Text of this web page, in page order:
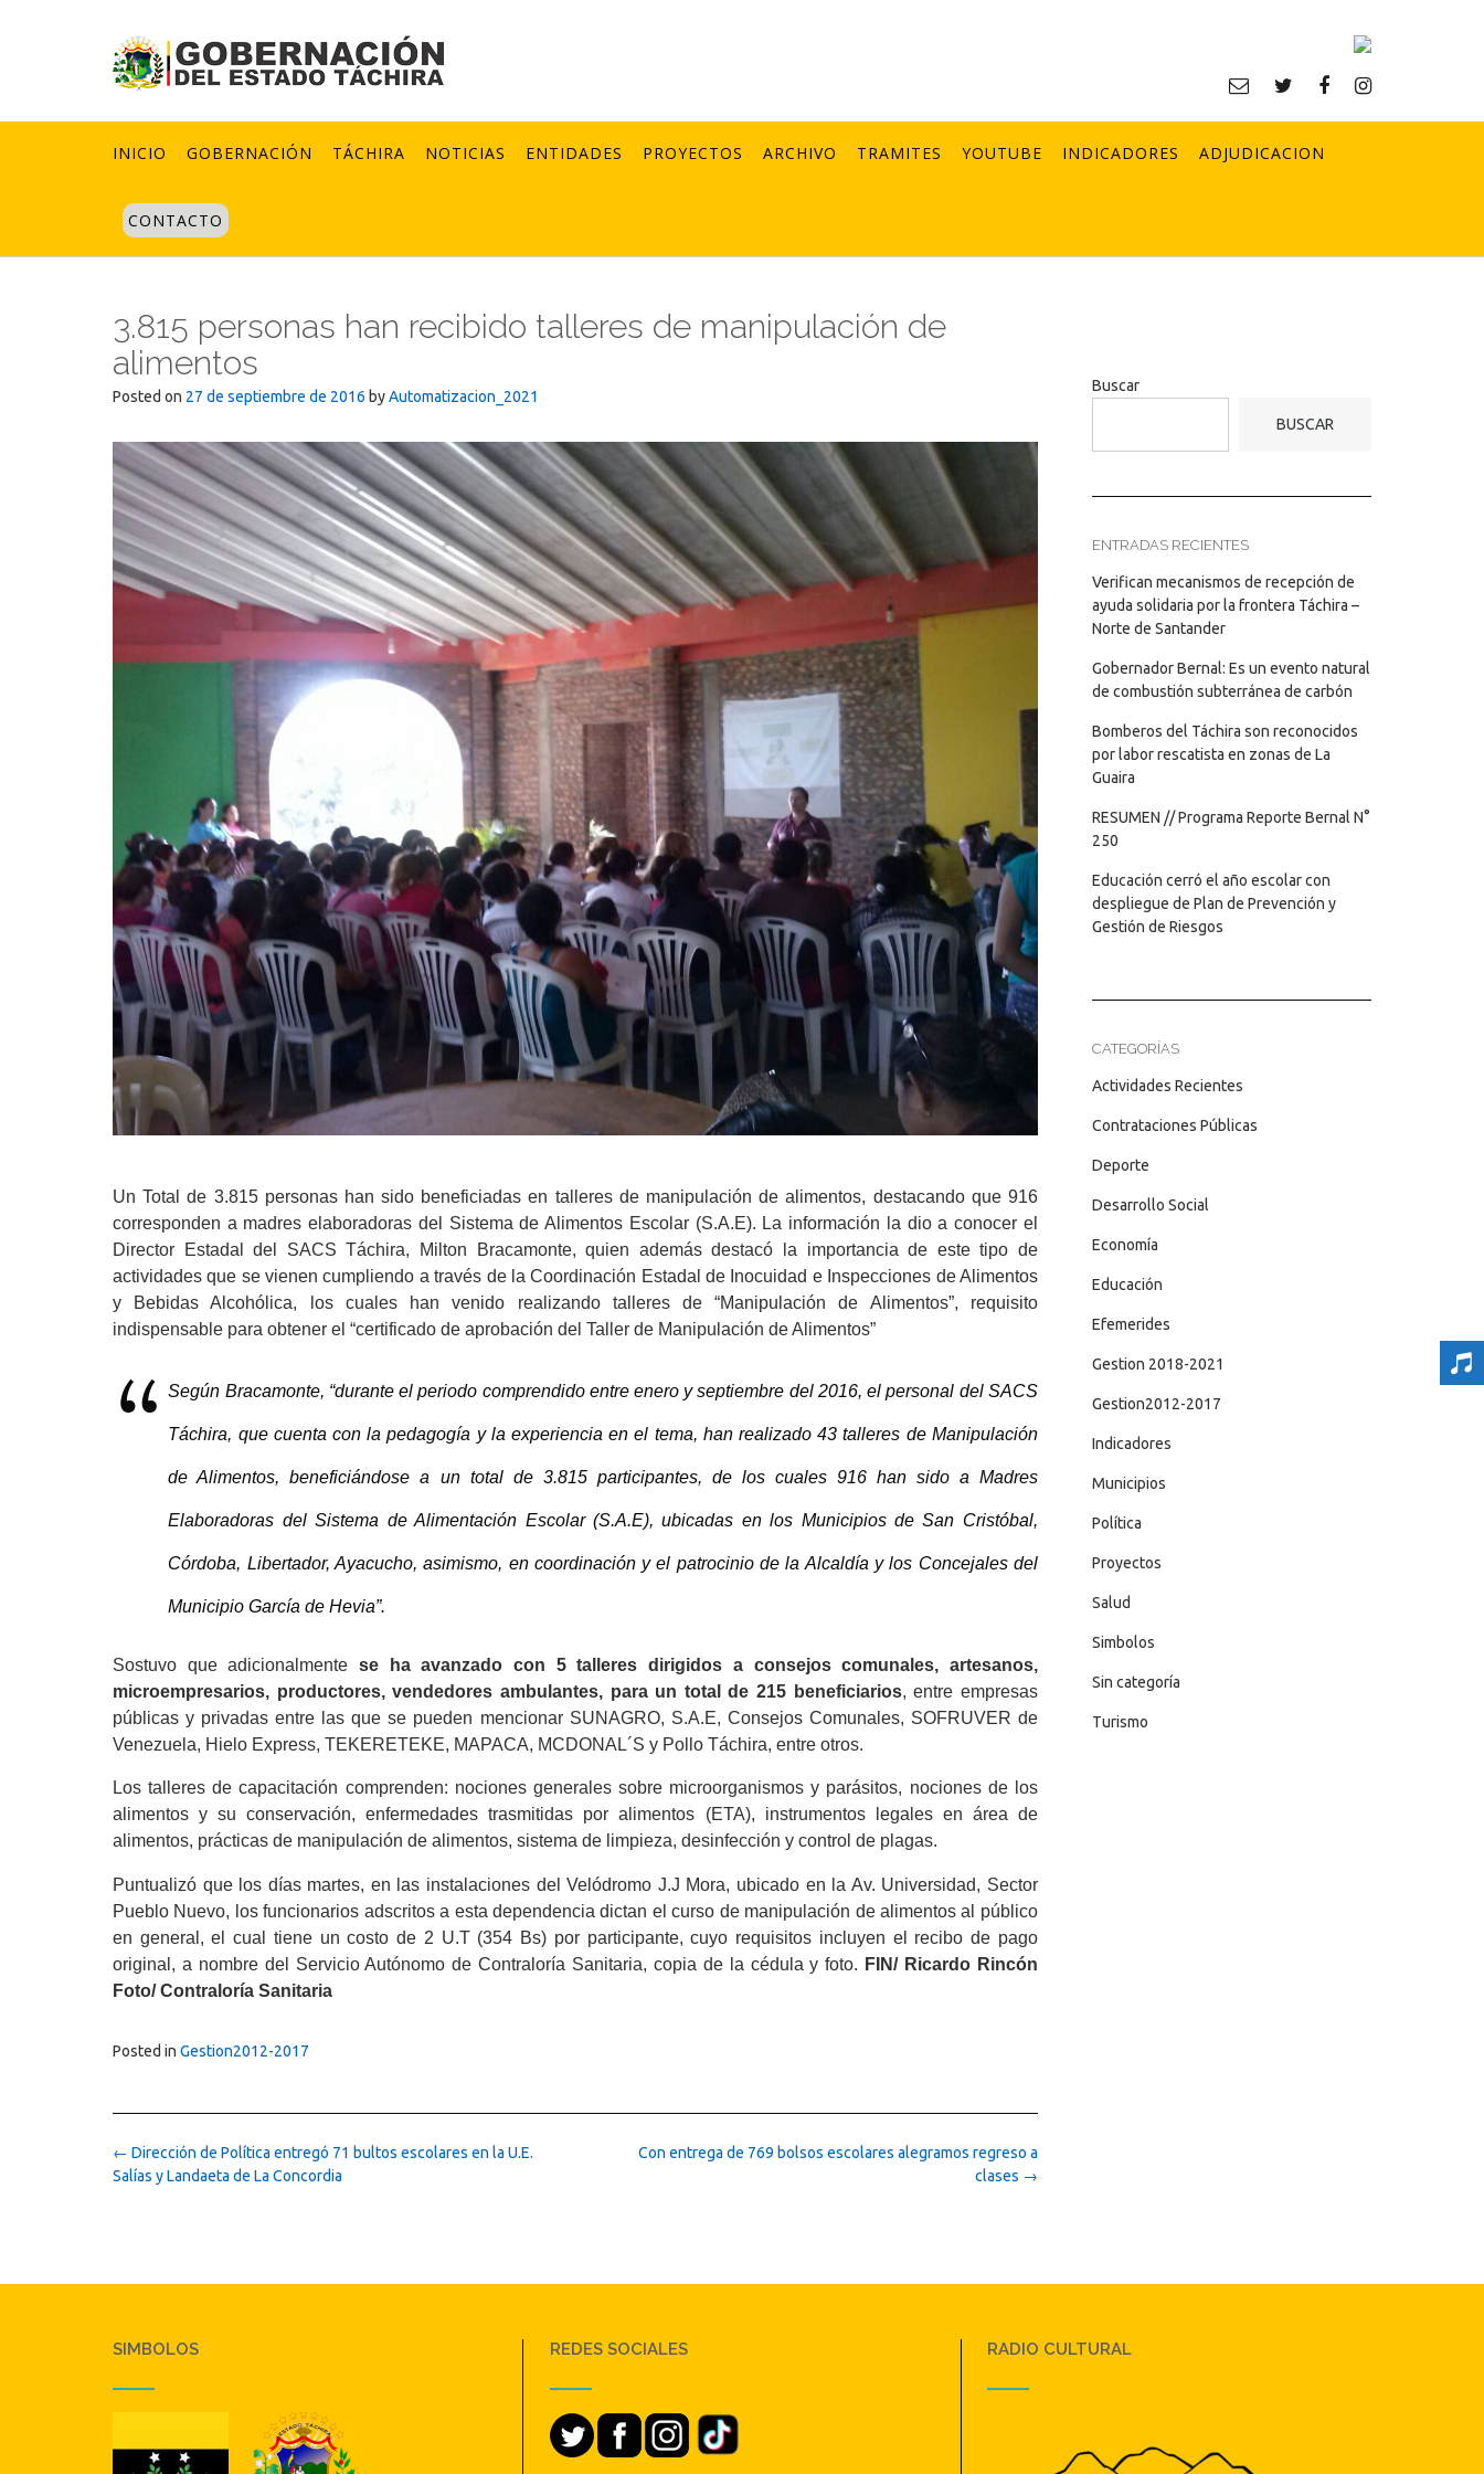
INICIO GOBERNACIÓN TÁCHIRA NOTICIAS ENTIDADES PROYECTOS ARCHIVO TRAMITES YOUTUBE INDICADORES ADJUDICACION
CONTACTO
3.815 personas han recibido talleres de manipulación de
alimentos
Posted on 27 de septiembre de 2016 byAutomatizacion_2021
Un Total de 3.815 personas han sido beneficiadas en talleres de manipulación de alimentos, destacando que 916
corresponden a madres elaboradoras del Sistema de Alimentos Escolar (S.A.E). La información la dio a conocer el
Director Estadal del SACS Táchira, Milton Bracamonte, quien además destacó la importancia de este tipo de
actividades que se vienen cumpliendo a través de la Coordinación Estadal de Inocuidad e Inspecciones de Alimentos
y Bebidas Alcohólica, los cuales han venido realizando talleres de “Manipulación de Alimentos”, requisito
indispensable para obtener el “certificado de aprobación del Taller de Manipulación de Alimentos”
Según Bracamonte, “durante el periodo comprendido entre enero y septiembre del 2016, el personal del SACS
Táchira, que cuenta con la pedagogía y la experiencia en el tema, han realizado 43 talleres de Manipulación
de Alimentos, beneficiándose a un total de 3.815 participantes, de los cuales 916 han sido a Madres
Elaboradoras del Sistema de Alimentación Escolar (S.A.E), ubicadas en los Municipios de San Cristóbal,
Córdoba, Libertador, Ayacucho, asimismo, en coordinación y el patrocinio de la Alcaldía y los Concejales del
Municipio García de Hevia”.
Sostuvo que adicionalmentese ha avanzado con 5 talleres dirigidos a consejos comunales, artesanos,
microempresarios, productores, vendedores ambulantes, para un total de 215 beneficiarios, entre empresas
públicas y privadas entre las que se pueden mencionar SUNAGRO, S.A.E, Consejos Comunales, SOFRUVER de
Venezuela, Hielo Express, TEKERETEKE, MAPACA, MCDONAL´S y Pollo Táchira, entre otros.
Los talleres de capacitación comprenden: nociones generales sobre microorganismos y parásitos, nociones de los
alimentos y su conservación, enfermedades trasmitidas por alimentos (ETA), instrumentos legales en área de
alimentos, prácticas de manipulación de alimentos, sistema de limpieza, desinfección y control de plagas.
Puntualizó que los días martes, en las instalaciones del Velódromo J.J Mora, ubicado en la Av. Universidad, Sector
Pueblo Nuevo, los funcionarios adscritos a esta dependencia dictan el curso de manipulación de alimentos al público
en general, el cual tiene un costo de 2 U.T (354 Bs) por participante, cuyo requisitos incluyen el recibo de pago
original, a nombre del Servicio Autónomo de Contraloría Sanitaria, copia de la cédula y foto. FIN/ Ricardo Rincón
Foto/ Contraloría Sanitaria
Posted in Gestion2012-2017
Post
navigation
Con entrega de 769 bolsos escolares alegramos regreso a
clases →
← Dirección de Política entregó 71 bultos escolares en la U.E.
Salías y Landaeta de La Concordia
Buscar
BUSCAR
ENTRADAS RECIENTES
Verifican mecanismos de recepción de
ayuda solidaria por la frontera Táchira –
Norte de Santander
Gobernador Bernal: Es un evento natural
de combustión subterránea de carbón
Bomberos del Táchira son reconocidos
por labor rescatista en zonas de La
Guaira
RESUMEN // Programa Reporte Bernal N°
250
Educación cerró el año escolar con
despliegue de Plan de Prevención y
Gestión de Riesgos
CATEGORÍAS
Actividades Recientes
Contrataciones Públicas
Deporte
Desarrollo Social
Economía
Educación
Efemerides
Gestion 2018-2021
Gestion2012-2017
Indicadores
Municipios
Política
Proyectos
Salud
Simbolos
Sin categoría
Turismo
SIMBOLOS REDES SOCIALES RADIO CULTURAL